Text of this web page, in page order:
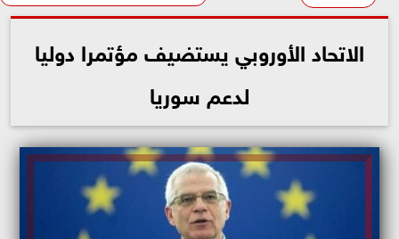
الاتحاد الأوروبي يستضيف مؤتمرا دوليا
لدعم سوريا